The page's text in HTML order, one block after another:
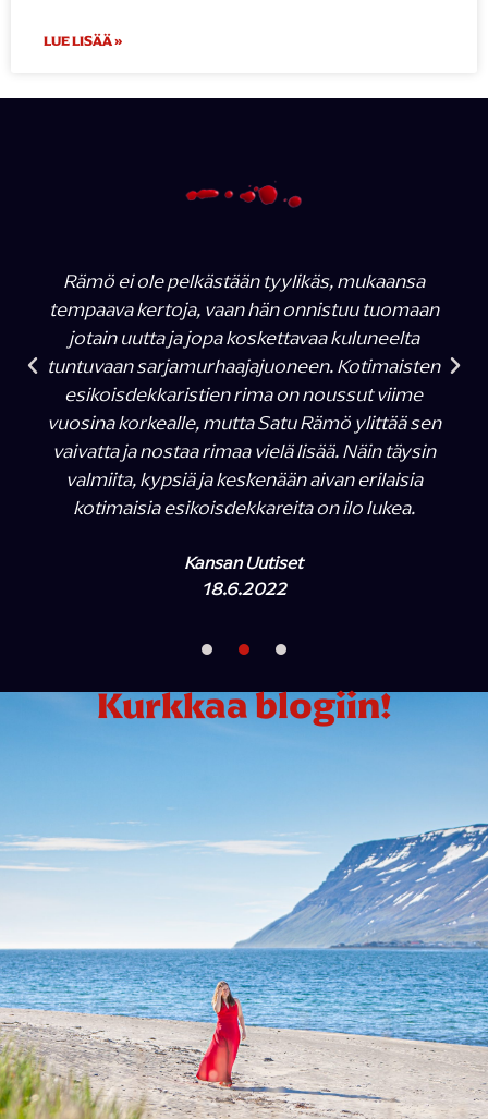
LUE LISÄÄ »
Rämö ei ole pelkästään tyylikäs, mukaansa
tempaava kertoja, vaan hän onnistuu tuomaan
jotain uutta ja jopa koskettavaa kuluneelta
tuntuvaan sarjamurhaajajuoneen. Kotimaisten
esikoisdekkaristien rima on noussut viime
vuosina korkealle, mutta Satu Rämö ylittää sen
vaivatta ja nostaa rimaa vielä lisää. Näin täysin
valmiita, kypsiä ja keskenään aivan erilaisia
kotimaisia esikoisdekkareita on ilo lukea.
Kansan Uutiset
18.6.2022
Kurkkaa blogiin!